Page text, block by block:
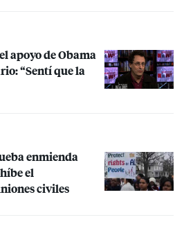
apoyo de Obama
“Sentí que la
enmienda
el
civiles